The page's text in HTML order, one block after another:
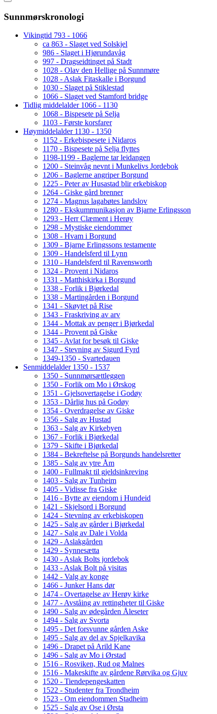
Sunnmørskronologi
Vikingtid 793 - 1066
ca 863 - Slaget ved Solskjel
986 - Slaget i Hjørundavåg
997 - Dragseidtinget på Stadt
1028 - Olav den Hellige på Sunnmøre
1028 - Aslak Fitaskalle i Borgund
1030 - Slaget på Stiklestad
1066 - Slaget ved Stamford bridge
Tidlig middelalder 1066 - 1130
1068 - Bispesete på Selja
1103 - Første korsfarer
Høymiddelalder 1130 - 1350
1152 - Erkebispesete i Nidaros
1170 - Bispesete på Selja flyttes
1198-1199 - Baglerne tar leidangen
1200 - Steinvåg nevnt i Munkelivs Jordebok
1206 - Baglerne angriper Borgund
1225 - Peter av Husastad blir erkebiskop
1264 - Giske gård brenner
1274 - Magnus lagabøtes landslov
1280 - Ekskummunikasjon av Bjarne Erlingsson
1293 - Herr Clæment i Herøy
1298 - Mystiske eiendommer
1308 - Hvam i Borgund
1309 - Bjarne Erlingssons testamente
1309 - Handelsferd til Lynn
1310 - Handelsferd til Ravensworth
1324 - Provent i Nidaros
1331 - Matthiskirka i Borgund
1338 - Forlik i Bjørkedal
1338 - Martingården i Borgund
1341 - Skøytet på Rise
1343 - Fraskriving av arv
1344 - Mottak av penger i Bjørkedal
1344 - Provent på Giske
1345 - Avlat for besøk til Giske
1347 - Stevning av Sigurd Fyrd
1349-1350 - Svartedauen
Senmiddelalder 1350 - 1537
1350 - Sunnmørsættleggen
1350 - Forlik om Mo i Ørskog
1351 - Gjelsovertagelse i Godøy
1353 - Dårlig hus på Godøy
1354 - Overdragelse av Giske
1356 - Salg av Hustad
1363 - Salg av Kirkebyen
1367 - Forlik i Bjørkedal
1379 - Skifte i Bjørkedal
1384 - Bekreftelse på Borgunds handelsretter
1385 - Salg av ytre Åm
1400 - Fullmakt til gjeldsinkreving
1403 - Salg av Tunheim
1405 - Vidisse fra Giske
1416 - Bytte av eiendom i Hundeid
1421 - Skjelsord i Borgund
1424 - Stevning av erkebiskopen
1425 - Salg av gårder i Bjørkedal
1427 - Salg av Dale i Volda
1429 - Aslakgården
1429 - Synnesætta
1430 - Aslak Bolts jordebok
1433 - Aslak Bolt på visitas
1442 - Valg av konge
1466 - Junker Hans dør
1474 - Overtagelse av Herøy kirke
1477 - Avståing av rettingheter til Giske
1490 - Salg av ødegården Åleseter
1494 - Salg av Svorta
1495 - Det forsvunne gården Aske
1495 - Salg av del av Spjelkavika
1496 - Drapet på Arild Kane
1496 - Salg av Mo i Ørstad
1516 - Rosviken, Rud og Malnes
1516 - Makeskifte av gårdene Rørvika og Gjuv
1520 - Tiendepengeskatten
1522 - Studenter fra Trondheim
1523 - Om eiendommen Stadheim
1525 - Salg av Ose i Ørsta